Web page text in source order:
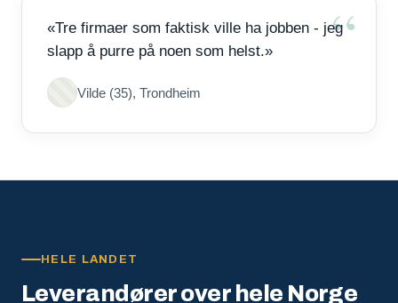
«Tre firmaer som faktisk ville ha jobben - jeg
slapp å purre på noen som helst.»
Vilde (35), Trondheim
HELE LANDET
Leverandører over hele Norge